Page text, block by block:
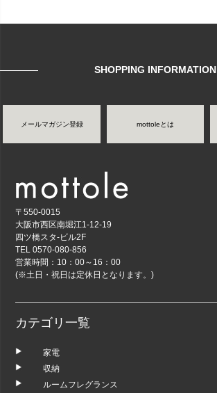
SHOPPING INFORMATION
メールマガジン登録 mottoleとは
〒550-0015
大阪市西区南堀江1-12-19
四ツ橋スタ-ビル2F
TEL 0570-080-856
営業時間：10：00～16：00
(※土日・祝日は定休日となります。)
カテゴリ一覧
家電
収納
ルームフレグランス